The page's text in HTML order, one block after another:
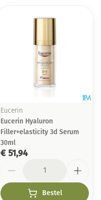
Eucerin
Eucerin Hyaluron
Filler+elasticity 3d Serum
30ml
€ 51,94
Bestel